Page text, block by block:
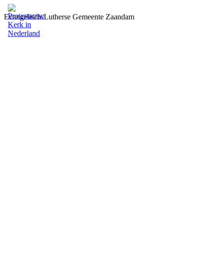
Evangelisch-Lutherse Gemeente Zaandam